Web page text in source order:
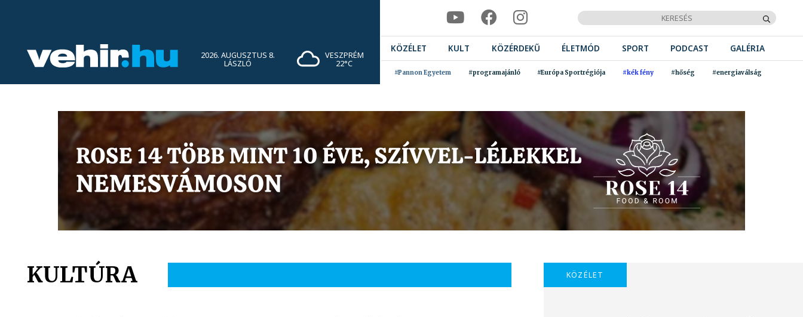
2026. AUGUSZTUS 8.
LÁSZLÓ
VESZPRÉM
22°C
KÖZÉLET KULT KÖZÉRDEKŰ ÉLETMÓD SPORT PODCAST GALÉRIA
#Pannon Egyetem #programajánló #Európa Sportrégiója #kék fény #hőség #energiaválság
KULTÚRA KÖZÉLET